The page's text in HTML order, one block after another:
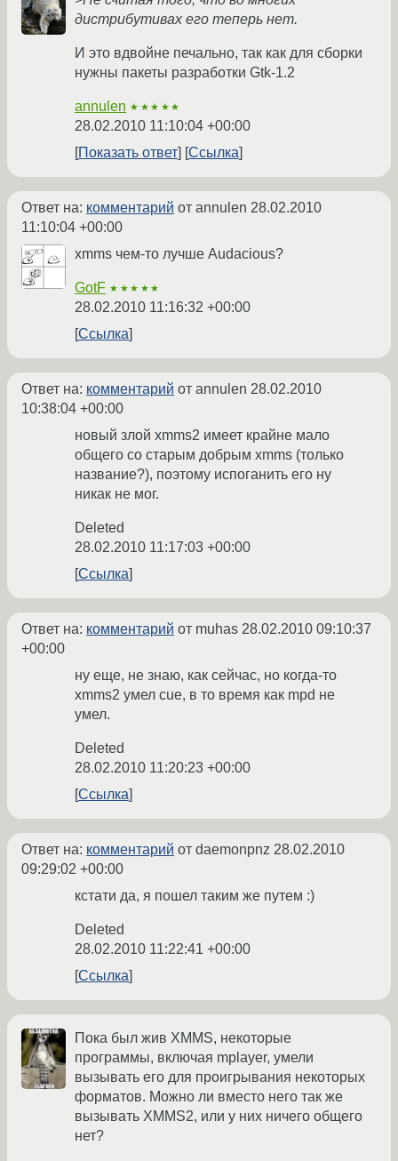
дистрибутивах его теперь нет.
И это вдвойне печально, так как для сборки
нужны пакеты разработки Gtk-1.2
annulen ★★★★★
28.02.2010 11:10:04 +00:00
Показать ответ
Ссылка
Ответ на: комментарий от annulen 28.02.2010
11:10:04 +00:00
xmms чем-то лучше Audacious?
GotF ★★★★★
28.02.2010 11:16:32 +00:00
Ссылка
Ответ на: комментарий от annulen 28.02.2010
10:38:04 +00:00
новый злой xmms2 имеет крайне мало
общего со старым добрым xmms (только
название?), поэтому испоганить его ну
никак не мог.
Deleted
28.02.2010 11:17:03 +00:00
Ссылка
Ответ на: комментарий от muhas 28.02.2010 09:10:37
+00:00
ну еще, не знаю, как сейчас, но когда-то
xmms2 умел cue, в то время как mpd не
умел.
Deleted
28.02.2010 11:20:23 +00:00
Ссылка
Ответ на: комментарий от daemonpnz 28.02.2010
09:29:02 +00:00
кстати да, я пошел таким же путем :)
Deleted
28.02.2010 11:22:41 +00:00
Ссылка
Пока был жив XMMS, некоторые
программы, включая mplayer, умели
вызывать его для проигрывания некоторых
форматов. Можно ли вместо него так же
вызывать XMMS2, или у них ничего общего
нет?